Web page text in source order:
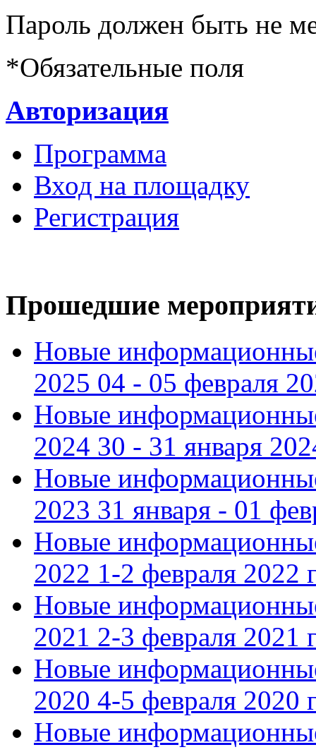
Пароль должен быть не
*Обязательные поля
Авторизация
Программа
Вход на площадку
Регистрация
Прошедшие
Новые
2025 04 - 05 февраля
Новые
2024 30 - 31 января
Новые
2023 31 января - 01
Новые
2022 1-2 февраля 2022
Новые
2021 2-3 февраля 2021
Новые
2020 4-5 февраля 2020
Новые